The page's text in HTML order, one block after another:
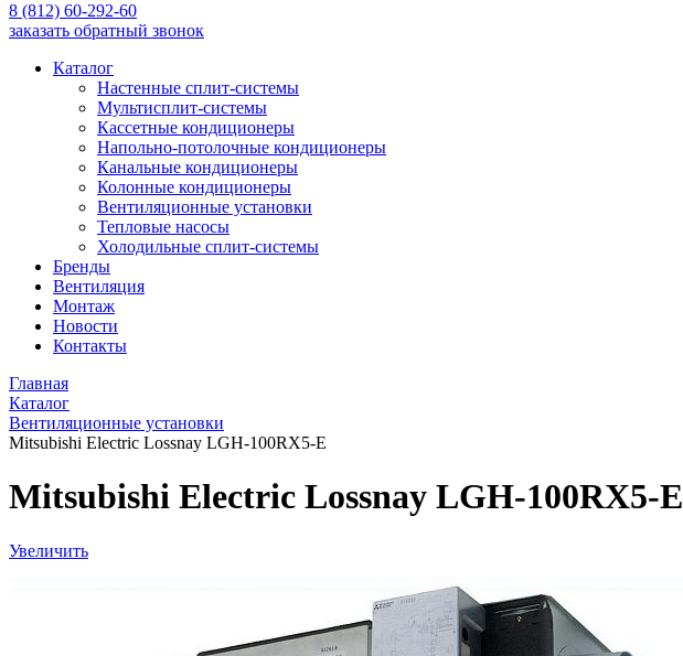
8 (812) 60-292-60
заказать обратный звонок
Каталог
Настенные сплит-системы
Мультисплит-системы
Кассетные кондиционеры
Напольно-потолочные кондиционеры
Канальные кондиционеры
Колонные кондиционеры
Вентиляционные установки
Тепловые насосы
Холодильные сплит-системы
Бренды
Вентиляция
Монтаж
Новости
Контакты
Главная
Каталог
Вентиляционные установки
Mitsubishi Electric Lossnay LGH-100RX5-E
Mitsubishi Electric Lossnay LGH-100RX5-E
Увеличить